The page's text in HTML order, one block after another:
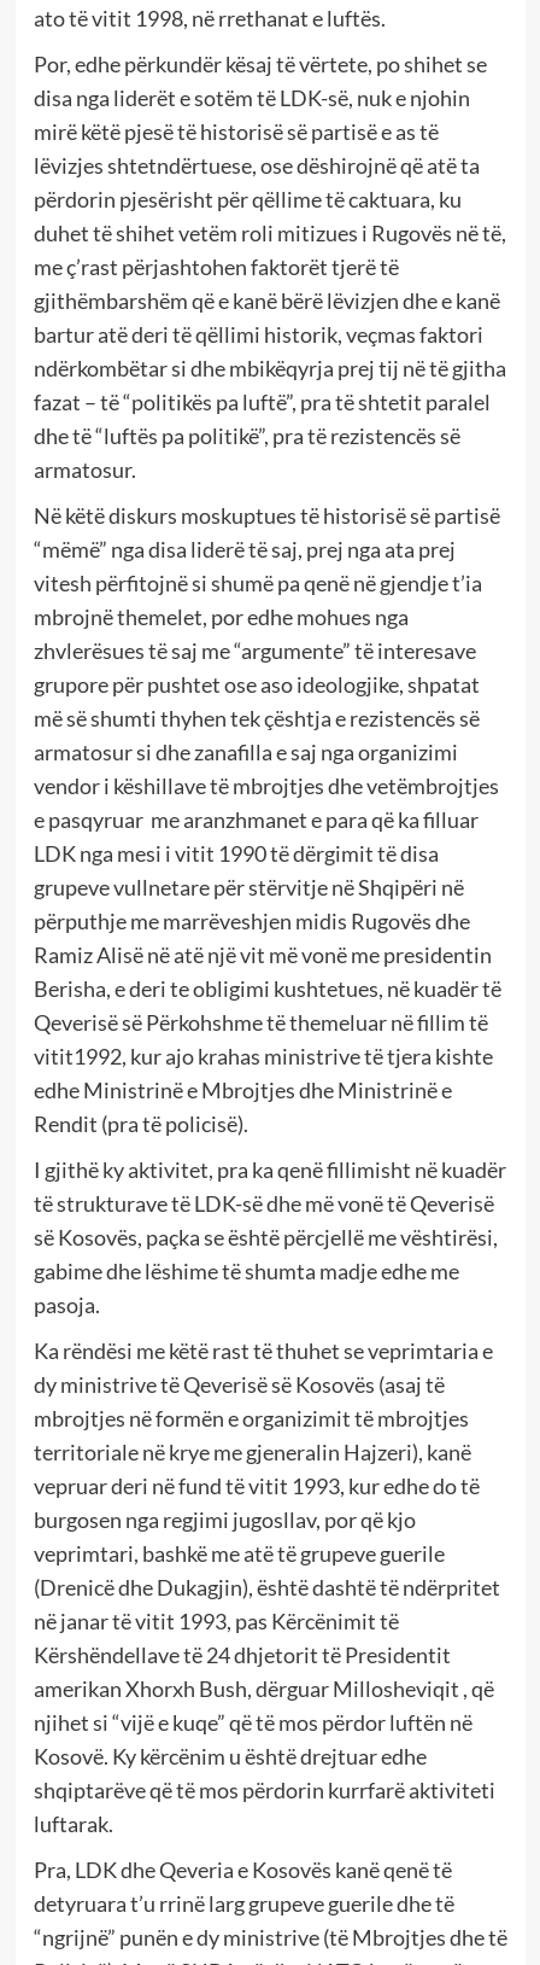
ato të vitit 1998, në rrethanat e luftës.
Por, edhe përkundër kësaj të vërtete, po shihet se
disa nga liderët e sotëm të LDK-së, nuk e njohin
mirë këtë pjesë të historisë së partisë e as të
lëvizjes shtetndërtuese, ose dëshirojnë që atë ta
përdorin pjesërisht për qëllime të caktuara, ku
duhet të shihet vetëm roli mitizues i Rugovës në të,
me ç’rast përjashtohen faktorët tjerë të
gjithëmbarshëm që e kanë bërë lëvizjen dhe e kanë
bartur atë deri të qëllimi historik, veçmas faktori
ndërkombëtar si dhe mbikëqyrja prej tij në të gjitha
fazat – të “politikës pa luftë”, pra të shtetit paralel
dhe të “luftës pa politikë”, pra të rezistencës së
armatosur.
Në këtë diskurs moskuptues të historisë së partisë
“mëmë” nga disa liderë të saj, prej nga ata prej
vitesh përfitojnë si shumë pa qenë në gjendje t’ia
mbrojnë themelet, por edhe mohues nga
zhvlerësues të saj me “argumente” të interesave
grupore për pushtet ose aso ideologjike, shpatat
më së shumti thyhen tek çështja e rezistencës së
armatosur si dhe zanafilla e saj nga organizimi
vendor i këshillave të mbrojtjes dhe vetëmbrojtjes
e pasqyruar me aranzhmanet e para që ka filluar
LDK nga mesi i vitit 1990 të dërgimit të disa
grupeve vullnetare për stërvitje në Shqipëri në
përputhje me marrëveshjen midis Rugovës dhe
Ramiz Alisë në atë një vit më vonë me presidentin
Berisha, e deri te obligimi kushtetues, në kuadër të
Qeverisë së Përkohshme të themeluar në fillim të
vitit1992, kur ajo krahas ministrive të tjera kishte
edhe Ministrinë e Mbrojtjes dhe Ministrinë e
Rendit (pra të policisë).
I gjithë ky aktivitet, pra ka qenë fillimisht në kuadër
të strukturave të LDK-së dhe më vonë të Qeverisë
së Kosovës, paçka se është përcjellë me vështirësi,
gabime dhe lëshime të shumta madje edhe me
pasoja.
Ka rëndësi me këtë rast të thuhet se veprimtaria e
dy ministrive të Qeverisë së Kosovës (asaj të
mbrojtjes në formën e organizimit të mbrojtjes
territoriale në krye me gjeneralin Hajzeri), kanë
vepruar deri në fund të vitit 1993, kur edhe do të
burgosen nga regjimi jugosllav, por që kjo
veprimtari, bashkë me atë të grupeve guerile
(Drenicë dhe Dukagjin), është dashtë të ndërpritet
në janar të vitit 1993, pas Kërcënimit të
Kërshëndellave të 24 dhjetorit të Presidentit
amerikan Xhorxh Bush, dërguar Millosheviqit , që
njihet si “vijë e kuqe” që të mos përdor luftën në
Kosovë. Ky kërcënim u është drejtuar edhe
shqiptarëve që të mos përdorin kurrfarë aktiviteti
luftarak.
Pra, LDK dhe Qeveria e Kosovës kanë qenë të
detyruara t’u rrinë larg grupeve guerile dhe të
“ngrijnë” punën e dy ministrive (të Mbrojtjes dhe të